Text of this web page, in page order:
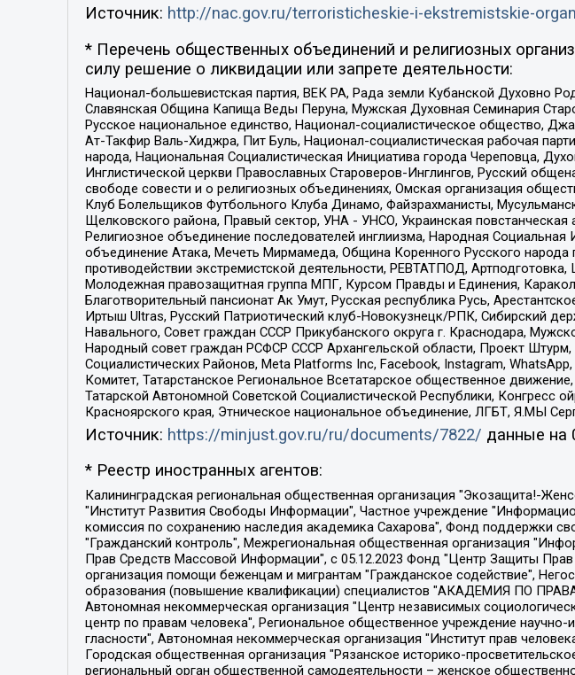
Источник: http://nac.gov.ru/terroristicheskie-i-ekstremistskie-
* Перечень общественных объединений и религиозных
силу решение о ликвидации или запрете деятельности:
Национал-большевистская партия, ВЕК РА, Рада земли Кубанской Духовно
Славянская Община Капища Веды Перуна, Мужская Духовная Семинария
Русское национальное единство, Национал-социалистическое общество,
Ат-Такфир Валь-Хиджра, Пит Буль, Национал-социалистическая рабочая
народа, Национальная Социалистическая Инициатива города Череповца,
Инглистической церкви Православных Староверов-Инглингов, Русский
свободе совести и о религиозных объединениях, Омская организация
Клуб Болельщиков Футбольного Клуба Динамо, Файзрахманисты,
Щелковского района, Правый сектор, УНА - УНСО, Украинская
Религиозное объединение последователей инглиизма, Народная
объединение Атака, Мечеть Мирмамеда, Община Коренного Русского
противодействии экстремистской деятельности, РЕВТАТПОД,
Молодежная правозащитная группа МПГ, Курсом Правды и Единения,
Благотворительный пансионат Ак Умут, Русская республика Русь,
Иртыш Ultras, Русский Патриотический клуб-Новокузнецк/РПК, Сибирский
Навального, Совет граждан СССР Прикубанского округа г. Краснодара,
Народный совет граждан РСФСР СССР Архангельской области, Проект
Социалистических Районов, Meta Platforms Inc, Facebook, Instagram,
Комитет, Татарстанское Региональное Всетатарское общественное
Татарской Автономной Советской Социалистической Республики, Конгресс
Красноярского края, Этническое национальное объединение, ЛГБТ, Я.МЫ
Источник: https://minjust.gov.ru/ru/documents/7822/ данные на
* Реестр иностранных агентов:
Калининградская региональная общественная организация "Экозащита!-Женсовет", Фонд содействия защите прав и свобод граждан "Общественный вердикт", Фонд "Институт Развития Свободы Информации", Частное учреждение "Информационное агентство МЕМО. РУ", Региональная общественная организация "Общественная комиссия по сохранению наследия академика Сахарова", Фонд поддержки свободы прессы, Санкт-Петербургская общественная правозащитная организация "Гражданский контроль", Межрегиональная общественная организация "Информационно-просветительский центр "Мемориал", Региональный Фонд "Центр Защиты Прав Средств Массовой Информации", с 05.12.2023 Фонд "Центр Защиты Прав Средств массовой информации", Региональная общественная благотворительная организация помощи беженцам и мигрантам "Гражданское содействие", Негосударственное образовательное учреждение дополнительного профессионального образования (повышение квалификации) специалистов "АКАДЕМИЯ ПО ПРАВАМ ЧЕЛОВЕКА", Свердловская региональная общественная организация "Сутяжник", Автономная некоммерческая организация "Центр независимых социологических исследований", Союз общественных объединений "Российский исследовательский центр по правам человека", Региональное общественное учреждение научно-информационный центр "МЕМОРИАЛ", Некоммерческая организация "Фонд защиты гласности", Автономная некоммерческая организация "Институт прав человека", Городская общественная организация "Екатеринбургское общество "МЕМОРИАЛ", Городская общественная организация "Рязанское историко-просветительское и правозащитное общество "Мемориал" (Рязанский Мемориал), Челябинский региональный орган общественной самодеятельности – женское общественное объединение "Женщины Евразии", Челябинский региональный орган общественной самодеятельности "Уральская правозащитная группа", Фонд содействия защите здоровья и социальной справедливости имени Андрея Рылькова, Автономная Некоммерческая Организация "Аналитический Центр Юрия Левады", Автономная некоммерческая организация социальной поддержки населения "Проект Апрель", Региональная общественная организация помощи женщинам и детям, находящимся в кризисной ситуации "Информационно-методический центр "Анна", Фонд содействия развитию массовых коммуникаций и правовому просвещению "Так-так-Так", Фонд содействия устойчивому развитию "Серебряная тайга", Свердловский региональный общественный фонд социальных проектов "Новое время", "Idel.Реалии", Кавказ.Реалии, Крым.Реалии, Телеканал Настоящее Время, Татаро-башкирская служба Радио Свобода (Azatliq Radiosi), Радио Свободная Европа/Радио Свобода (PCE/PC), "Сибирь.Реалии", "Фактограф", Благотворительный фонд помощи осужденным и их семьям, Автономная некоммерческая организация "Институт глобализации и социальных движений", Фонд "В защиту прав заключенных", Частное учреждение "Центр поддержки и содействия развитию средств массовой информации", Пензенский региональный общественный благотворительный фонд "Гражданский союз", "Север.Реалии", Некоммерческая организация Фонд "Правовая инициатива", Общество с ограниченной ответственностью "Радио Свободная Европа/Радио Свобода", Чешское информационное агентство "MEDIUM-ORIENT", Красноярская региональная общественная организация "Мы против СПИДа", Камалягин Денис Николаевич, Маркелов Сергей Евгеньевич, Пономарев Лев Александрович, Савицкая Людмила Алексеевна, Автономная некоммерческая организация "Центр по работе с проблемой насилия "НАСИЛИЮ.НЕТ", Межрегиональный профессиональный союз работников здравоохранения "Альянс врачей", Юридическое лицо, зарегистрированное в Латвийской Республике, SIA "Medusa Project" (регистрационный номер 40103797863, дата регистрации 10.06.2014), Некоммерческая организация "Фонд по борьбе с коррупцией", Автономная некоммерческая организация "Институт права и публичной политики", Баданин Роман Сергеевич, Гликин Максим Александрович, Железнова Мария Михайловна, Лукьянова Юлия Сергеевна, Маетная Елизавета Витальевна, Маняхин Петр Борисович, Чуракова Ольга Владимировна, Ярош Юлия Петровна, Юридическое лицо "The Insider SIA", зарегистрированное в Риге, Латвийская Республика (дата регистрации 26.06.2015), являющееся администратором доменного имени интернет-издания "The Insider SIA", https://theins.ru, Постернак Алексей Евгеньевич, Рубин Михаил Аркадьевич, Анин Роман Александрович, Юридическое лицо Istories fonds, зарегистрированное в Латвийской Республике (регистрационный номер 50008295751, дата регистрации 24.02.2020), Великовский Дмитрий Александрович, Долинина Ирина Николаевна, Мароховская Алеся Алексеевна, Шлейнов Роман Юрьевич, Шмагун Олеся Валентиновна, Общество с